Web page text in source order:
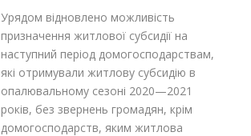
Урядом відновлено можливість
призначення житлової субсидії на
наступний період домогосподарствам,
які отримували житлову субсидію в
опалювальному сезоні 2020—2021
років, без звернень громадян, крім
домогосподарств, яким житлова